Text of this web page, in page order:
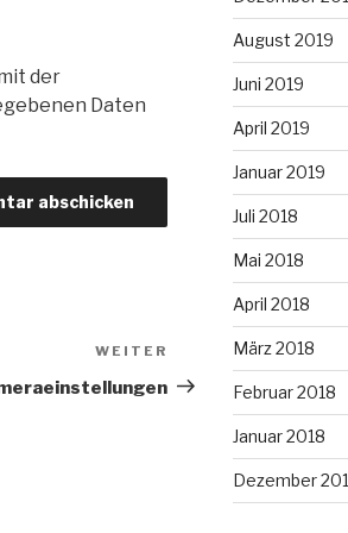
der
Daten
Nächster
Beitrag
WEITER
August 2019
Juni 2019
April 2019
Januar 2019
Juli 2018
Mai 2018
April 2018
März 2018
Februar 2018
Januar 2018
Dezember